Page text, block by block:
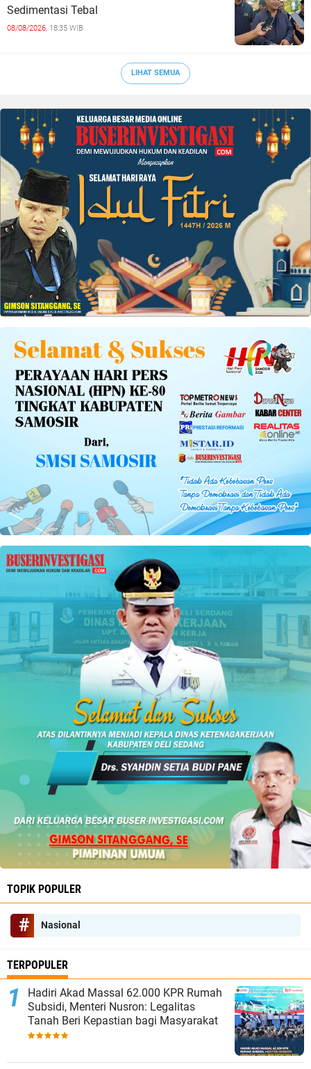
Sedimentasi Tebal
08/08/2026, 18:35 WIB
LIHAT SEMUA
TOPIK POPULER
Nasional
TERPOPULER
Hadiri Akad Massal 62.000 KPR Rumah
Subsidi, Menteri Nusron: Legalitas
Tanah Beri Kepastian bagi Masyarakat